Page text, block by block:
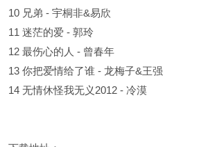
10 兄弟 - 宇桐非&易欣
11 迷茫的爱 - 郭玲
12 最伤心的人 - 曾春年
13 你把爱情给了谁 - 龙梅子&王强
14 无情休怪我无义2012 - 冷漠